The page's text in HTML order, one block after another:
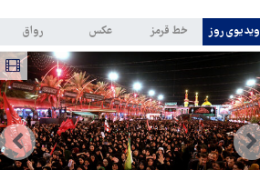
ویدیوی روز خط قرمز عکس رواق